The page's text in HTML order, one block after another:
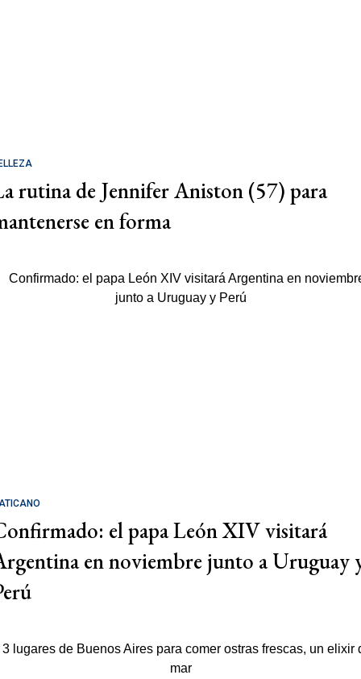
rutina de Jennifer Aniston (57) para
en forma
el papa León XIV visitará
en noviembre junto a Uruguay